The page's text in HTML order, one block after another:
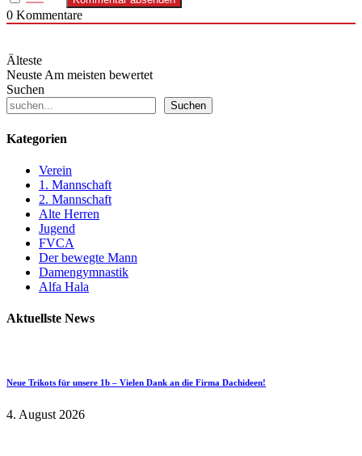
0 Kommentare
Älteste
NeusteAm meisten bewertet
Suchen
Suchen
Kategorien
Verein
1. Mannschaft
2. Mannschaft
Alte Herren
Jugend
FVCA
Der bewegte Mann
Damengymnastik
Alfa Hala
Aktuellste News
Neue Trikots für unsere 1b – Vielen Dank an die Firma Dachideen!
4. August 2026